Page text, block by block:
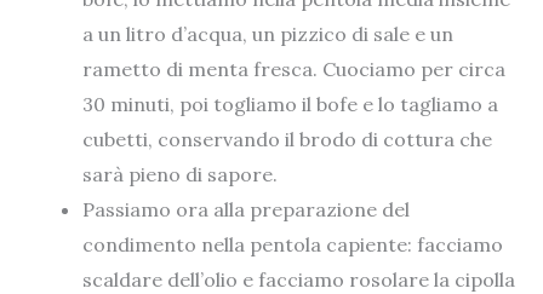
a un litro d’acqua, un pizzico di sale e un
rametto di menta fresca. Cuociamo per circa
30 minuti, poi togliamo il bofe e lo tagliamo a
cubetti, conservando il brodo di cottura che
sarà pieno di sapore.
Passiamo ora alla preparazione del
condimento nella pentola capiente: facciamo
scaldare dell’olio e facciamo rosolare la cipolla